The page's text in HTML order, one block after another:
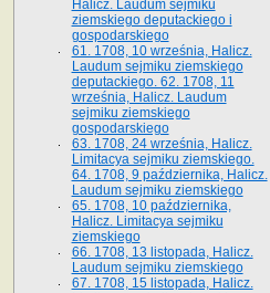
Halicz. Laudum sejmiku
ziemskiego deputackiego i
gospodarskiego
61. 1708, 10 września, Halicz.
Laudum sejmiku ziemskiego
deputackiego. 62. 1708, 11
września, Halicz. Laudum
sejmiku ziemskiego
gospodarskiego
63. 1708, 24 września, Halicz.
Limitacya sejmiku ziemskiego.
64. 1708, 9 października, Halicz.
Laudum sejmiku ziemskiego
65­. 1708, 10 października,
Halicz. Limitacya sejmiku
ziemskiego
66. 1708, 13 listopada, Halicz.
Laudum sejmiku ziemskiego
67. 1708, 15 listopada, Halicz.